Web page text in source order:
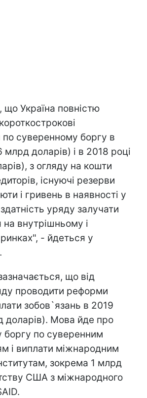
що Україна повністю
по суверенному боргу в
млрд доларів) і в 2018 році
з огляду на кошти
існуючі резерви
і гривень в наявності у
уряду залучати
на внутрішньому і
- йдеться у
що від
проводити реформи
зобов`язань в 2019
доларів). Мова йде про
боргу по суверенним
і виплати міжнародним
зокрема 1 млрд
США з міжнародного